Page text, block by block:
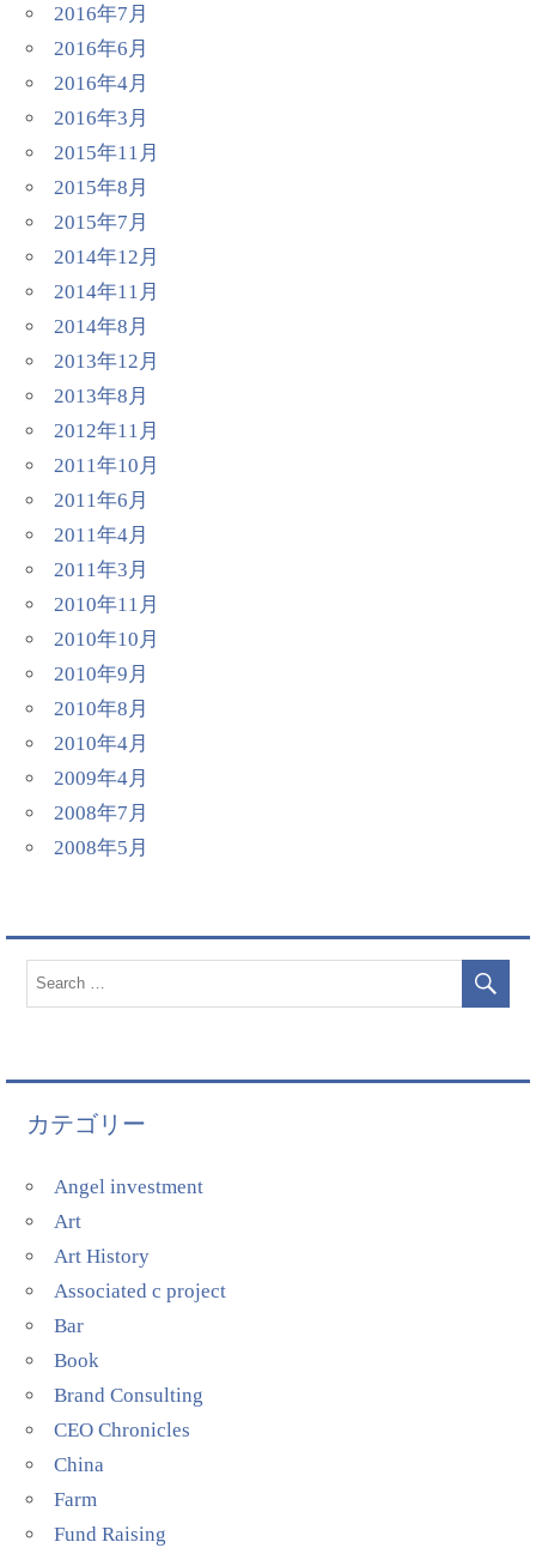
2016年7月
2016年6月
2016年4月
2016年3月
2015年11月
2015年8月
2015年7月
2014年12月
2014年11月
2014年8月
2013年12月
2013年8月
2012年11月
2011年10月
2011年6月
2011年4月
2011年3月
2010年11月
2010年10月
2010年9月
2010年8月
2010年4月
2009年4月
2008年7月
2008年5月
カテゴリー
Angel investment
Art
Art History
Associated c project
Bar
Book
Brand Consulting
CEO Chronicles
China
Farm
Fund Raising